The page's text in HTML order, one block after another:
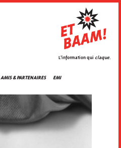
AMIS & PARTENAIRES EMI
L'information qui claque.